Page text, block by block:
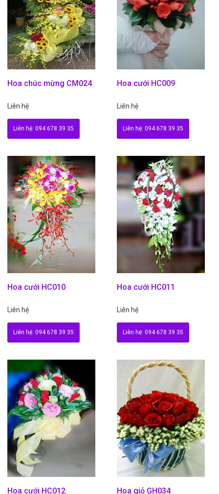
Hoa chúc mừng CM024
Liên hệ
Liên hệ: 094 678 39 35
Hoa cưới HC009
Liên hệ
Liên hệ: 094 678 39 35
Hoa cưới HC010
Liên hệ
Liên hệ: 094 678 39 35
Hoa cưới HC011
Liên hệ
Liên hệ: 094 678 39 35
Hoa cưới HC012 Hoa giỏ GH034